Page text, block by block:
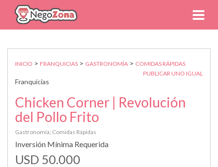
INICIO > FRANQUICIAS > GASTRONOMÍA > COMIDAS RÁPIDAS
PUBLICAR UNO IGUAL
Franquicias
Chicken Corner | Revolución
del Pollo Frito
Gastronomía; Comidas Rápidas
Inversión Mínima Requerida
USD 50.000